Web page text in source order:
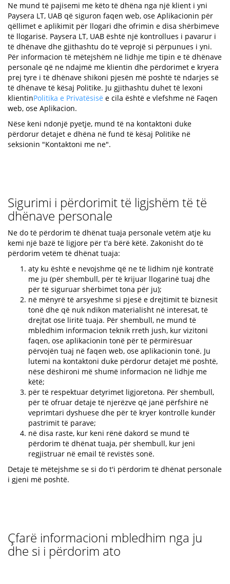
Ne mund të pajisemi me këto të dhëna nga një klient i yni
Paysera LT, UAB që siguron faqen web, ose Aplikacionin për
qëllimet e aplikimit për llogari dhe ofrimin e disa shërbimeve
të llogarisë. Paysera LT, UAB është një kontrollues i pavarur i
të dhënave dhe gjithashtu do të veprojë si përpunues i yni.
Për informacion të mëtejshëm në lidhje me tipin e të dhënave
personale që ne ndajmë me klientin dhe përdorimet e kryera
prej tyre i të dhënave shikoni pjesën më poshtë të ndarjes së
të dhënave të kësaj Politike. Ju gjithashtu duhet të lexoni
klientinPolitika e Privatësisë e cila është e vlefshme në Faqen
web, ose Aplikacion.
Nëse keni ndonjë pyetje, mund të na kontaktoni duke
përdorur detajet e dhëna në fund të kësaj Politike në
seksionin "Kontaktoni me ne".
Sigurimi i përdorimit të ligjshëm të të
dhënave personale
Ne do të përdorim të dhënat tuaja personale vetëm atje ku
kemi një bazë të ligjore për t'a bërë këtë. Zakonisht do të
përdorim vetëm të dhënat tuaja:
aty ku është e nevojshme që ne të lidhim një kontratë
me ju (për shembull, për të krijuar llogarinë tuaj dhe
për të siguruar shërbimet tona për ju);
në mënyrë të arsyeshme si pjesë e drejtimit të biznesit
tonë dhe që nuk ndikon materialisht në interesat, të
drejtat ose liritë tuaja. Për shembull, ne mund të
mbledhim informacion teknik rreth jush, kur vizitoni
faqen, ose aplikacionin tonë për të përmirësuar
përvojën tuaj në faqen web, ose aplikacionin tonë. Ju
lutemi na kontaktoni duke përdorur detajet më poshtë,
nëse dëshironi më shumë informacion në lidhje me
këtë;
për të respektuar detyrimet ligjoretona. Për shembull,
për të ofruar detaje të njerëzve që janë përfshirë në
veprimtari dyshuese dhe për të kryer kontrolle kundër
pastrimit të parave;
në disa raste, kur keni rënë dakord se mund të
përdorim të dhënat tuaja, për shembull, kur jeni
regjistruar në email të revistës sonë.
Detaje të mëtejshme se si do t'i përdorim të dhënat personale
i gjeni më poshtë.
Çfarë informacioni mbledhim nga ju
dhe si i përdorim ato